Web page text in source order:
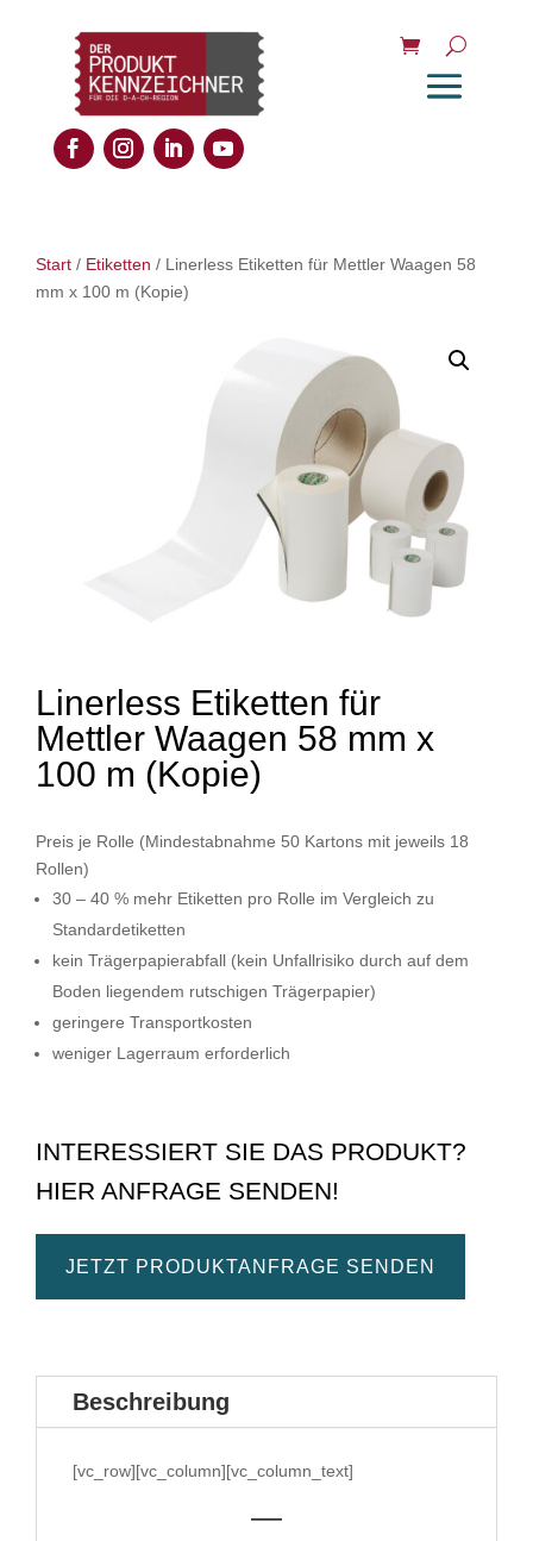
Start / Etiketten / Linerless Etiketten für Mettler Waagen 58
mm x 100 m (Kopie)
Linerless Etiketten für
Mettler Waagen 58 mm x
100 m (Kopie)
Preis je Rolle (Mindestabnahme 50 Kartons mit jeweils 18
Rollen)
30 – 40 % mehr Etiketten pro Rolle im Vergleich zu
Standardetiketten
kein Trägerpapierabfall (kein Unfallrisiko durch auf dem
Boden liegendem rutschigen Trägerpapier)
geringere Transportkosten
weniger Lagerraum erforderlich
INTERESSIERT SIE DAS PRODUKT?
HIER ANFRAGE SENDEN!
JETZT PRODUKTANFRAGE SENDEN
Beschreibung
[vc_row][vc_column][vc_column_text]
—